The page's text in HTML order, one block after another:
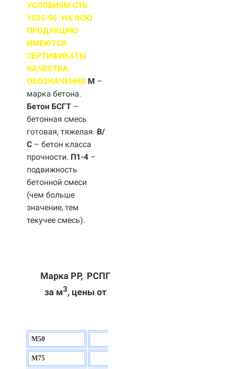
УСЛОВИЯМ СТБ
1035-96. НА ВСЮ
ПРОДУКЦИЮ
ИМЕЮТСЯ
СЕРТИФИКАТЫ
КАЧЕСТВА.
ОБОЗНАЧЕНИЯ:М –
марка бетона.
Бетон БСГТ –
бетонная смесь
готовая, тяжелая. B/
С – бетон класса
прочности. П1-4 –
подвижность
бетонной смеси
(чем больше
значение, тем
текучее смесь).
Марка РР, РСПГ
за м3, цены от
М50
М75